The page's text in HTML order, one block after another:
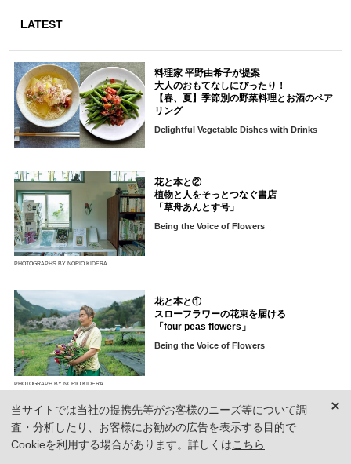
LATEST
料理家 平野由希子が提案
大人のおもてなしにぴったり！
【春、夏】季節別の野菜料理とお酒のペア
リング
Delightful Vegetable Dishes with Drinks
PHOTOGRAPHS BY NORIO KIDERA
花と本と②
植物と人をそっとつなぐ書店
「草舟あんとす号」
Being the Voice of Flowers
PHOTOGRAPH BY NORIO KIDERA
花と本と①
スローフラワーの花束を届ける
「four peas flowers」
Being the Voice of Flowers
ヴィラが実験的な空間に――
それ自体が作品。
ある芸術家のアトリエ
当サイトでは当社の提携先等がお客様のニーズ等について調
査・分析したり、お客様にお勧めの広告を表示する目的で
Cookieを利用する場合があります。詳しくはこちら